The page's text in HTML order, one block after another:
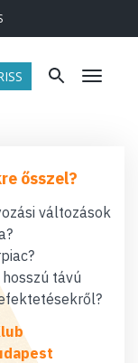
Menü
ősszel?
változások
távú